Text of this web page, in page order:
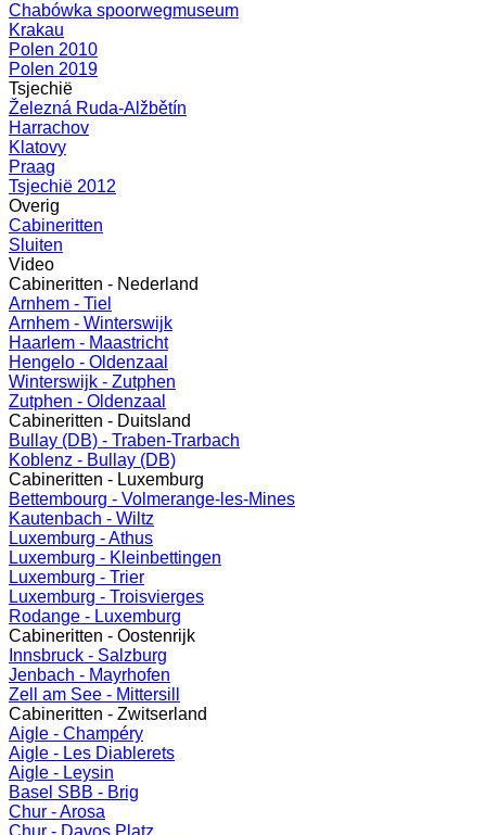
Chabówka spoorwegmuseum
Krakau
Polen 2010
Polen 2019
Tsjechië
Železná Ruda-Alžbětín
Harrachov
Klatovy
Praag
Tsjechië 2012
Overig
Cabineritten
Sluiten
Video
Cabineritten - Nederland
Arnhem - Tiel
Arnhem - Winterswijk
Haarlem - Maastricht
Hengelo - Oldenzaal
Winterswijk - Zutphen
Zutphen - Oldenzaal
Cabineritten - Duitsland
Bullay (DB) - Traben-Trarbach
Koblenz - Bullay (DB)
Cabineritten - Luxemburg
Bettembourg - Volmerange-les-Mines
Kautenbach - Wiltz
Luxemburg - Athus
Luxemburg - Kleinbettingen
Luxemburg - Trier
Luxemburg - Troisvierges
Rodange - Luxemburg
Cabineritten - Oostenrijk
Innsbruck - Salzburg
Jenbach - Mayrhofen
Zell am See - Mittersill
Cabineritten - Zwitserland
Aigle - Champéry
Aigle - Les Diablerets
Aigle - Leysin
Basel SBB - Brig
Chur - Arosa
Chur - Davos Platz